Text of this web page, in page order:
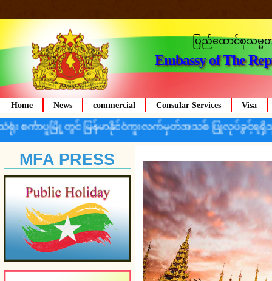
ပြည်ထောင်စုသမ္မ
Embassy of The
Home News commercial Consular Services Visa
တွင် မြန်မာနိုင်ငံကူးလက်မှတ်အသစ် ပြုလုပ်ခွင့်ရရှိသူများစာရင်း
MFA PRESS